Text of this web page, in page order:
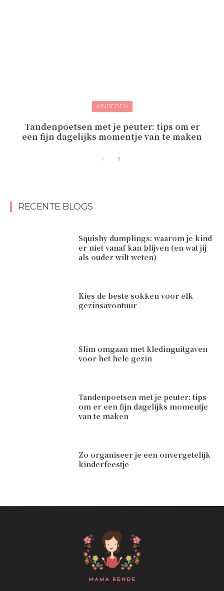
KINDEREN
Tandenpoetsen met je peuter: tips om er
een fijn dagelijks momentje van te maken
RECENTE BLOGS
Squishy dumplings: waarom je kind
er niet vanaf kan blijven (en wat jij
als ouder wilt weten)
Kies de beste sokken voor elk
gezinsavontuur
Slim omgaan met kledinguitgaven
voor het hele gezin
Tandenpoetsen met je peuter: tips
om er een fijn dagelijks momentje
van te maken
Zo organiseer je een onvergetelijk
kinderfeestje